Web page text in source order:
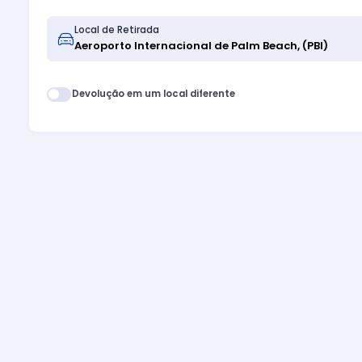
Local de Retirada
Devolução em um local diferente